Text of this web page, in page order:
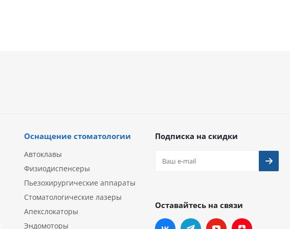
Оснащение стоматологии
Автоклавы
Физиодиспенсеры
Пьезохирургические аппараты
Стоматологические лазеры
Апекслокаторы
Эндомоторы
Подписка на скидки
Оставайтесь на связи